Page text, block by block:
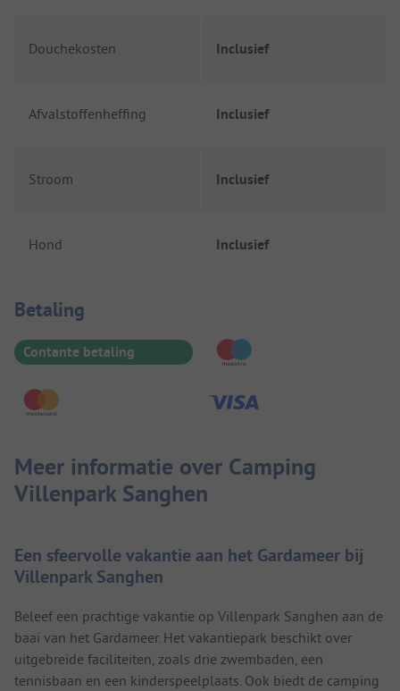
Douchekosten Inclusief
Afvalstoffenheffing Inclusief
Stroom Inclusief
Hond Inclusief
Betaalinformatie
Betaling
Contante betaling
Meer informatie over Camping
Villenpark Sanghen
Een sfeervolle vakantie aan het Gardameer bij
Villenpark Sanghen
Beleef een prachtige vakantie op Villenpark Sanghen aan de
baai van het Gardameer. Het vakantiepark beschikt over
uitgebreide faciliteiten, zoals drie zwembaden, een
tennisbaan en een kinderspeelplaats. Ook biedt de camping